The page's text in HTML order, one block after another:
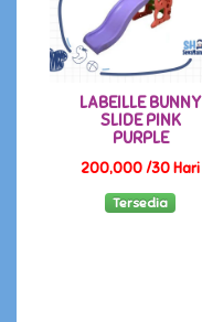
LABEILLE BUNNY
SLIDE PINK
PURPLE
200,000 /30 Hari
Tersedia